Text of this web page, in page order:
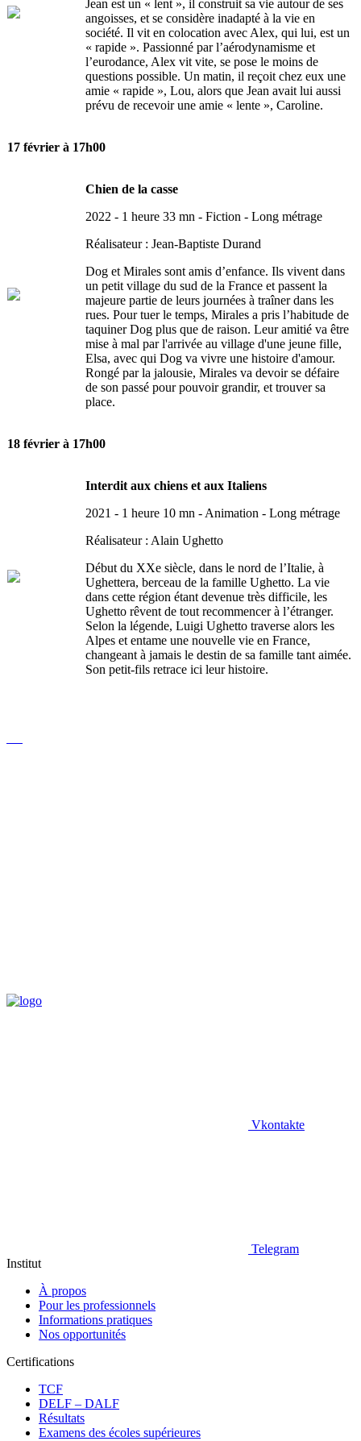
Jean est un « lent », il construit sa vie autour de ses
angoisses, et se considère inadapté à la vie en
société. Il vit en colocation avec Alex, qui lui, est un
« rapide ». Passionné par l’aérodynamisme et
l’eurodance, Alex vit vite, se pose le moins de
questions possible. Un matin, il reçoit chez eux une
amie « rapide », Lou, alors que Jean avait lui aussi
prévu de recevoir une amie « lente », Caroline.
17 février à 17h00
Chien de la casse
2022 - 1 heure 33 mn - Fiction - Long métrage
Réalisateur : Jean-Baptiste Durand
Dog et Mirales sont amis d’enfance. Ils vivent dans
un petit village du sud de la France et passent la
majeure partie de leurs journées à traîner dans les
rues. Pour tuer le temps, Mirales a pris l’habitude de
taquiner Dog plus que de raison. Leur amitié va être
mise à mal par l'arrivée au village d'une jeune fille,
Elsa, avec qui Dog va vivre une histoire d'amour.
Rongé par la jalousie, Mirales va devoir se défaire
de son passé pour pouvoir grandir, et trouver sa
place.
18 février à 17h00
Interdit aux chiens et aux Italiens
2021 - 1 heure 10 mn - Animation - Long métrage
Réalisateur : Alain Ughetto
Début du XXe siècle, dans le nord de l’Italie, à
Ughettera, berceau de la famille Ughetto. La vie
dans cette région étant devenue très difficile, les
Ughetto rêvent de tout recommencer à l’étranger.
Selon la légende, Luigi Ughetto traverse alors les
Alpes et entame une nouvelle vie en France,
changeant à jamais le destin de sa famille tant aimée.
Son petit-fils retrace ici leur histoire.
Vkontakte
Telegram
Institut
À propos
Pour les professionnels
Informations pratiques
Nos opportunités
Certifications
TCF
DELF – DALF
Résultats
Examens des écoles supérieures